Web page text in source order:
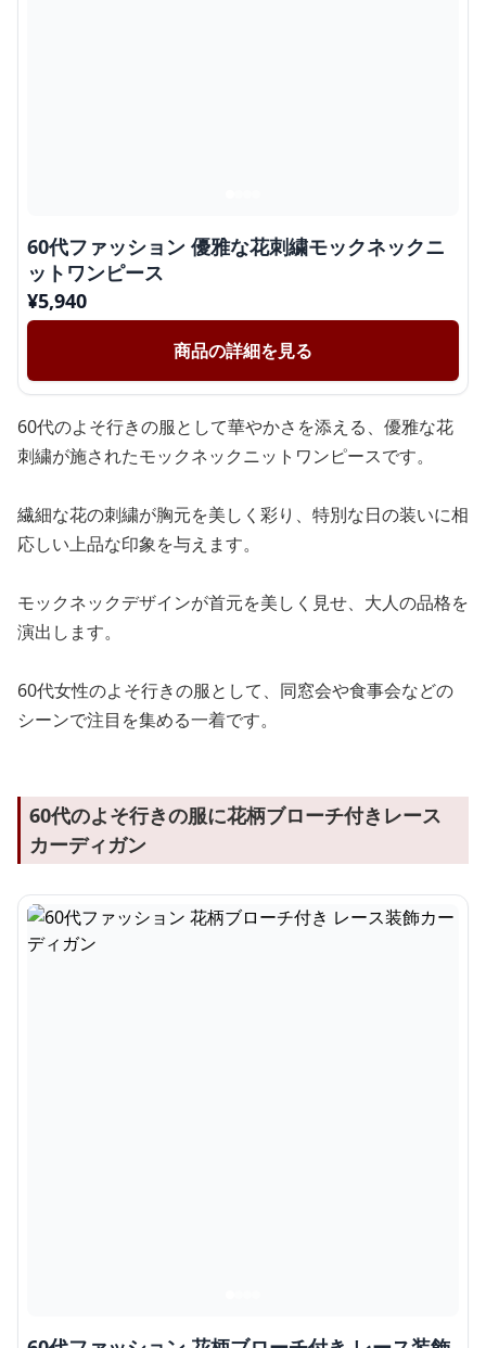
60代ファッション 優雅な花刺繍モックネックニ
ットワンピース
¥5,940
商品の詳細を見る
60代のよそ行きの服として華やかさを添える、優雅な花
刺繍が施されたモックネックニットワンピースです。
繊細な花の刺繍が胸元を美しく彩り、特別な日の装いに相
応しい上品な印象を与えます。
モックネックデザインが首元を美しく見せ、大人の品格を
演出します。
60代女性のよそ行きの服として、同窓会や食事会などの
シーンで注目を集める一着です。
60代のよそ行きの服に花柄ブローチ付きレース
カーディガン